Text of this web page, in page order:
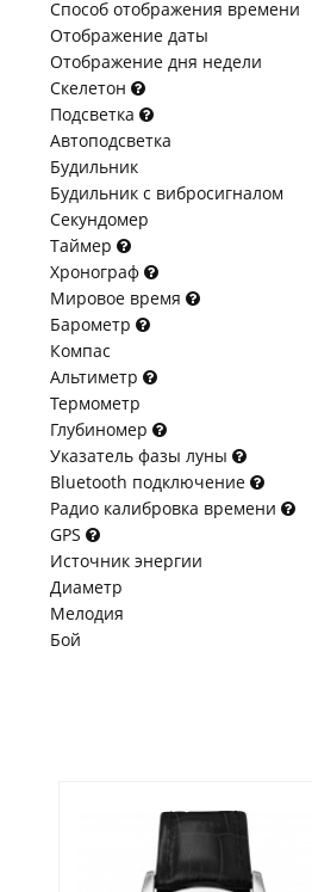
Способ отображения времени
Отображение даты
Отображение дня недели
Скелетон
Подсветка
Автоподсветка
Будильник
Будильник с вибросигналом
Секундомер
Таймер
Хронограф
Мировое время
Барометр
Компас
Альтиметр
Термометр
Глубиномер
Указатель фазы луны
Bluetooth подключение
Радио калибровка времени
GPS
Источник энергии
Диаметр
Мелодия
Бой